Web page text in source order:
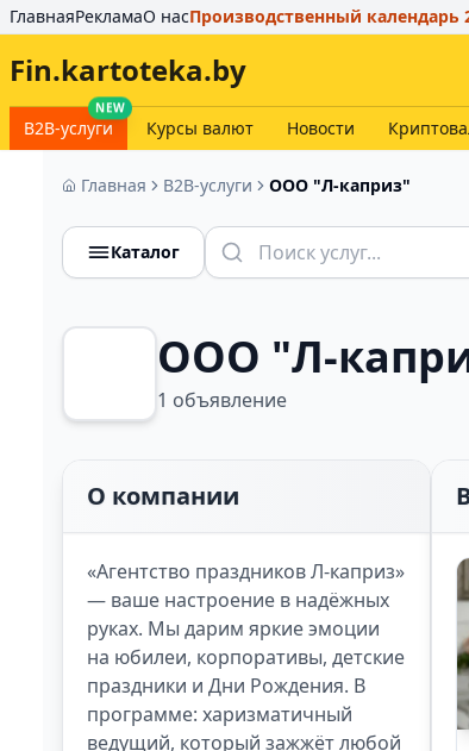
ГлавнаяРекламаО насПроизводственный календарь
Fin.kartoteka.by
NEW
B2B-услуги Курсы валют Новости
Главная B2B-услуги OOO "Л-каприз"
Каталог
OOO "Л-
1 объявление
О компании
«Агентство праздников Л-каприз»
— ваше настроение в надёжных
руках. Мы дарим яркие эмоции
на юбилеи, корпоративы, детские
праздники и Дни Рождения. В
программе: харизматичный
ведущий, который зажжёт любой